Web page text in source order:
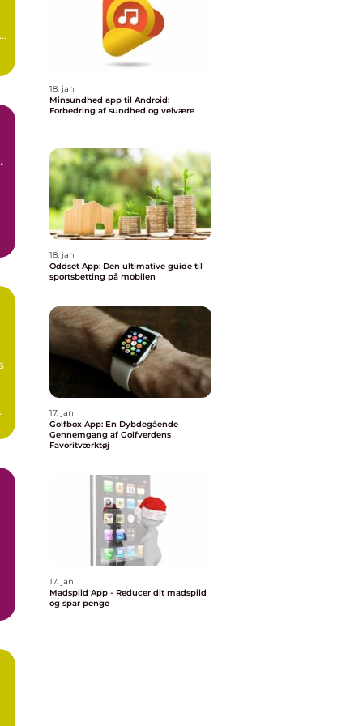
18. jan
Minsundhed app til Android:
Forbedring af sundhed og velvære
18. jan
Oddset App: Den ultimative guide til
sportsbetting på mobilen
17. jan
Golfbox App: En Dybdegående
Gennemgang af Golfverdens
Favoritværktøj
17. jan
Madspild App - Reducer dit madspild
og spar penge